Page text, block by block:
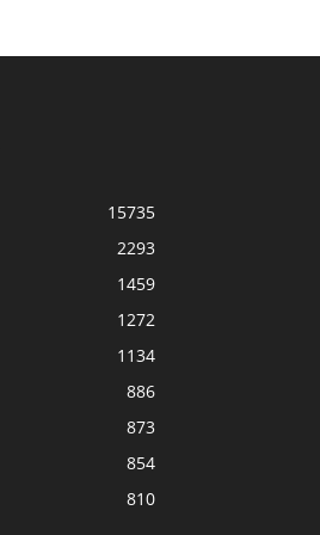
15735
2293
1459
1272
1134
886
873
854
810